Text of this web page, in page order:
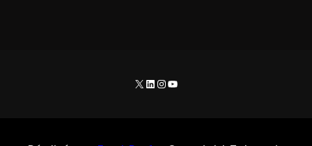
X LinkedIn
Instagram
YouTube